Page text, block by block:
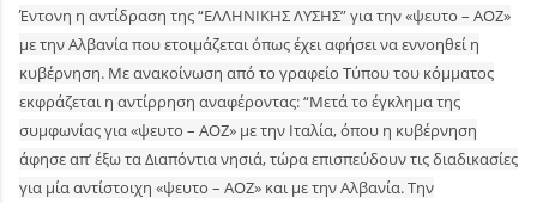
Έντονη η αντίδραση της “ΕΛΛΗΝΙΚΗΣ ΛΥΣΗΣ” για την «ψευτο – ΑΟΖ»
με την Αλβανία που ετοιμάζεται όπως έχει αφήσει να εννοηθεί η
κυβέρνηση. Με ανακοίνωση από το γραφείο Τύπου του κόμματος
εκφράζεται η αντίρρηση αναφέροντας: “Μετά το έγκλημα της
συμφωνίας για «ψευτο – ΑΟΖ» με την Ιταλία, όπου η κυβέρνηση
άφησε απ’ έξω τα Διαπόντια νησιά, τώρα επισπεύδουν τις διαδικασίες
για μία αντίστοιχη «ψευτο – ΑΟΖ» και με την Αλβανία. Την